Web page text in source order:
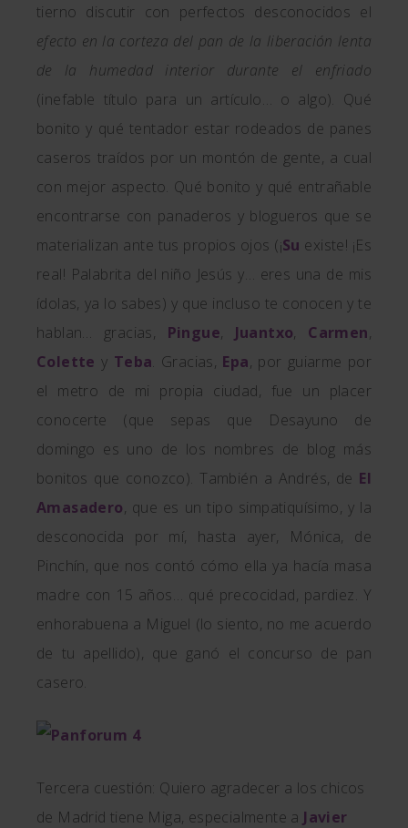
tierno discutir con perfectos desconocidos el
efecto en la corteza del pan de la liberación lenta
de la humedad interior durante el enfriado
(inefable título para un artículo… o algo). Qué
bonito y qué tentador estar rodeados de panes
caseros traídos por un montón de gente, a cual
con mejor aspecto. Qué bonito y qué entrañable
encontrarse con panaderos y blogueros que se
materializan ante tus propios ojos (¡Su existe! ¡Es
real! Palabrita del niño Jesús y… eres una de mis
ídolas, ya lo sabes) y que incluso te conocen y te
hablan… gracias, Pingue, Juantxo, Carmen,
Colette y Teba. Gracias, Epa, por guiarme por
el metro de mi propia ciudad, fue un placer
conocerte (que sepas que Desayuno de
domingo es uno de los nombres de blog más
bonitos que conozco). También a Andrés, de El
Amasadero, que es un tipo simpatiquísimo, y la
desconocida por mí, hasta ayer, Mónica, de
Pinchín, que nos contó cómo ella ya hacía masa
madre con 15 años… qué precocidad, pardiez. Y
enhorabuena a Miguel (lo siento, no me acuerdo
de tu apellido), que ganó el concurso de pan
casero.
Tercera cuestión: Quiero agradecer a los chicos
de Madrid tiene Miga, especialmente a Javier